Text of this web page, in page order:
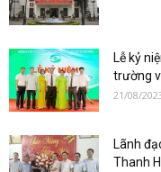
Lễ kỷ
trường
21/08/
Lãnh
Thanh